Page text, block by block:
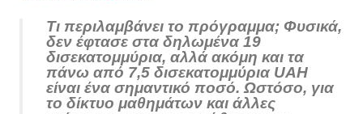
Τι περιλαμβάνει το πρόγραμμα; Φυσικά,
δεν έφτασε στα δηλωμένα 19
δισεκατομμύρια, αλλά ακόμη και τα
πάνω από 7,5 δισεκατομμύρια UAH
είναι ένα σημαντικό ποσό. Ωστόσο, για
το δίκτυο μαθημάτων και άλλες